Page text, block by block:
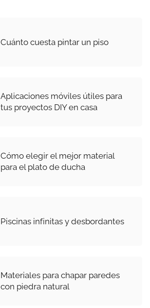
Cuánto cuesta pintar un piso
Aplicaciones móviles útiles para
tus proyectos DIY en casa
Cómo elegir el mejor material
para el plato de ducha
Piscinas infinitas y desbordantes
Materiales para chapar paredes
con piedra natural